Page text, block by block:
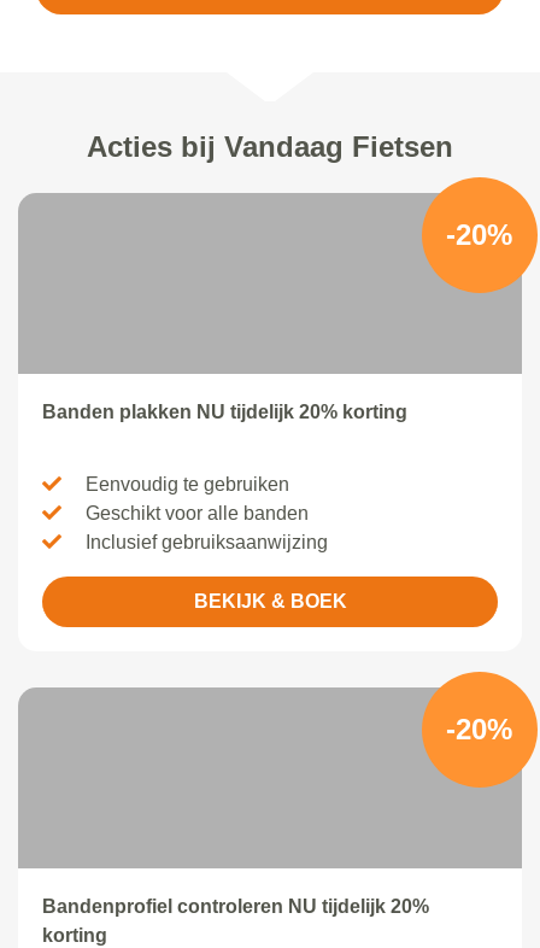
Acties bij Vandaag Fietsen
-20%
Banden plakken NU tijdelijk 20% korting
Eenvoudig te gebruiken
Geschikt voor alle banden
Inclusief gebruiksaanwijzing
BEKIJK & BOEK
-20%
Bandenprofiel controleren NU tijdelijk 20%
korting